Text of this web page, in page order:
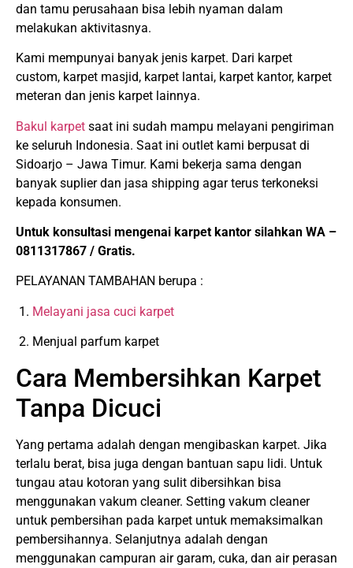
dan tamu perusahaan bisa lebih nyaman dalam
melakukan aktivitasnya.
Kami mempunyai banyak jenis karpet. Dari karpet
custom, karpet masjid, karpet lantai, karpet kantor, karpet
meteran dan jenis karpet lainnya.
Bakul karpet saat ini sudah mampu melayani pengiriman
ke seluruh Indonesia. Saat ini outlet kami berpusat di
Sidoarjo – Jawa Timur. Kami bekerja sama dengan
banyak suplier dan jasa shipping agar terus terkoneksi
kepada konsumen.
Untuk konsultasi mengenai karpet kantor silahkan WA –
0811317867 / Gratis.
PELAYANAN TAMBAHAN berupa :
1. Melayani jasa cuci karpet
2. Menjual parfum karpet
Cara Membersihkan Karpet
Tanpa Dicuci
Yang pertama adalah dengan mengibaskan karpet. Jika
terlalu berat, bisa juga dengan bantuan sapu lidi. Untuk
tungau atau kotoran yang sulit dibersihkan bisa
menggunakan vakum cleaner. Setting vakum cleaner
untuk pembersihan pada karpet untuk memaksimalkan
pembersihannya. Selanjutnya adalah dengan
menggunakan campuran air garam, cuka, dan air perasan